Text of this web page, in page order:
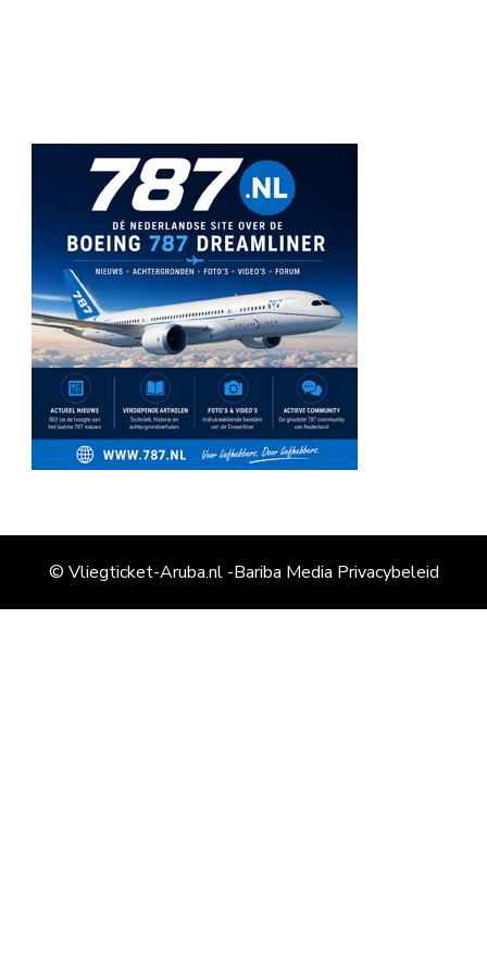
© Vliegticket-Aruba.nl -Bariba Media Privacybeleid